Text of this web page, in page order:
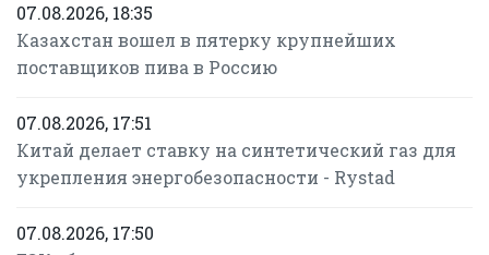
07.08.2026, 18:35
Казахстан вошел в пятерку крупнейших
поставщиков пива в Россию
07.08.2026, 17:51
Китай делает ставку на синтетический газ для
укрепления энергобезопасности - Rystad
07.08.2026, 17:50